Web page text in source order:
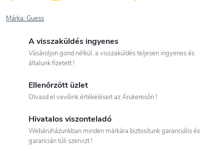
Márka: Guess
A visszaküldés ingyenes
Vásároljon gond nélkül, a visszaküldés teljesen ingyenes és
általunk fizetett !
Ellenőrzött üzlet
Olvasd el vevőink értékeléseit az Árukeresőn !
Hivatalos viszonteladó
Webáruházunkban minden márkára biztosítunk garanciális és
garancián túli szervizt !